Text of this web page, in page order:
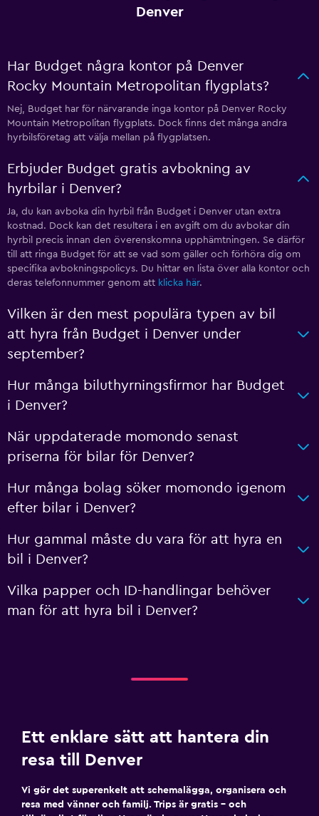
Denver
Har Budget några kontor på Denver
Rocky Mountain Metropolitan flygplats?
Nej, Budget har för närvarande inga kontor på Denver Rocky
Mountain Metropolitan flygplats. Dock finns det många andra
hyrbilsföretag att välja mellan på flygplatsen.
Erbjuder Budget gratis avbokning av
hyrbilar i Denver?
Ja, du kan avboka din hyrbil från Budget i Denver utan extra
kostnad. Dock kan det resultera i en avgift om du avbokar din
hyrbil precis innan den överenskomna upphämtningen. Se därför
till att ringa Budget för att se vad som gäller och förhöra dig om
specifika avbokningspolicys. Du hittar en lista över alla kontor och
deras telefonnummer genom att klicka här.
Vilken är den mest populära typen av bil
att hyra från Budget i Denver under
september?
Hur många biluthyrningsfirmor har Budget
i Denver?
När uppdaterade momondo senast
priserna för bilar för Denver?
Hur många bolag söker momondo igenom
efter bilar i Denver?
Hur gammal måste du vara för att hyra en
bil i Denver?
Vilka papper och ID-handlingar behöver
man för att hyra bil i Denver?
Ett enklare sätt att hantera din
resa till Denver
Vi gör det superenkelt att schemalägga, organisera och
resa med vänner och familj. Trips är gratis – och